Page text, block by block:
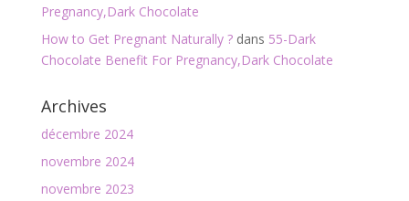
Pregnancy,Dark Chocolate
How to Get Pregnant Naturally ?dans 55-Dark
Chocolate Benefit For Pregnancy,Dark Chocolate
Archives
décembre 2024
novembre 2024
novembre 2023